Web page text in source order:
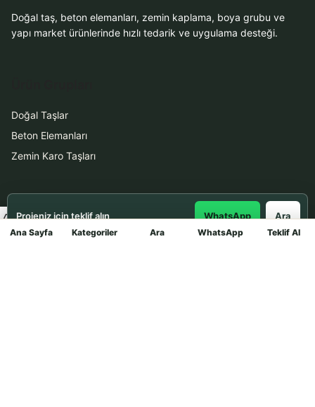
Ana Sayfa Kategoriler Ara WhatsApp Teklif Al
Doğal taş, beton elemanları, zemin kaplama, boya grubu ve
yapı market ürünlerinde hızlı tedarik ve uygulama desteği.
Doğal Taşlar
Beton Elemanları
Zemin Karo Taşları
Hizmetler
Uygulama
Projeniz için teklif alın WhatsApp Ara